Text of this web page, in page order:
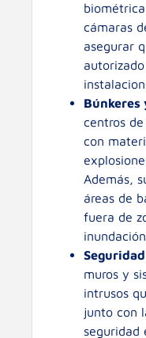
cámaras
asegurar
Búnkeres
centros
con
Además,
áreas de
fuera de
muros y
intrusos
junto con
seguridad